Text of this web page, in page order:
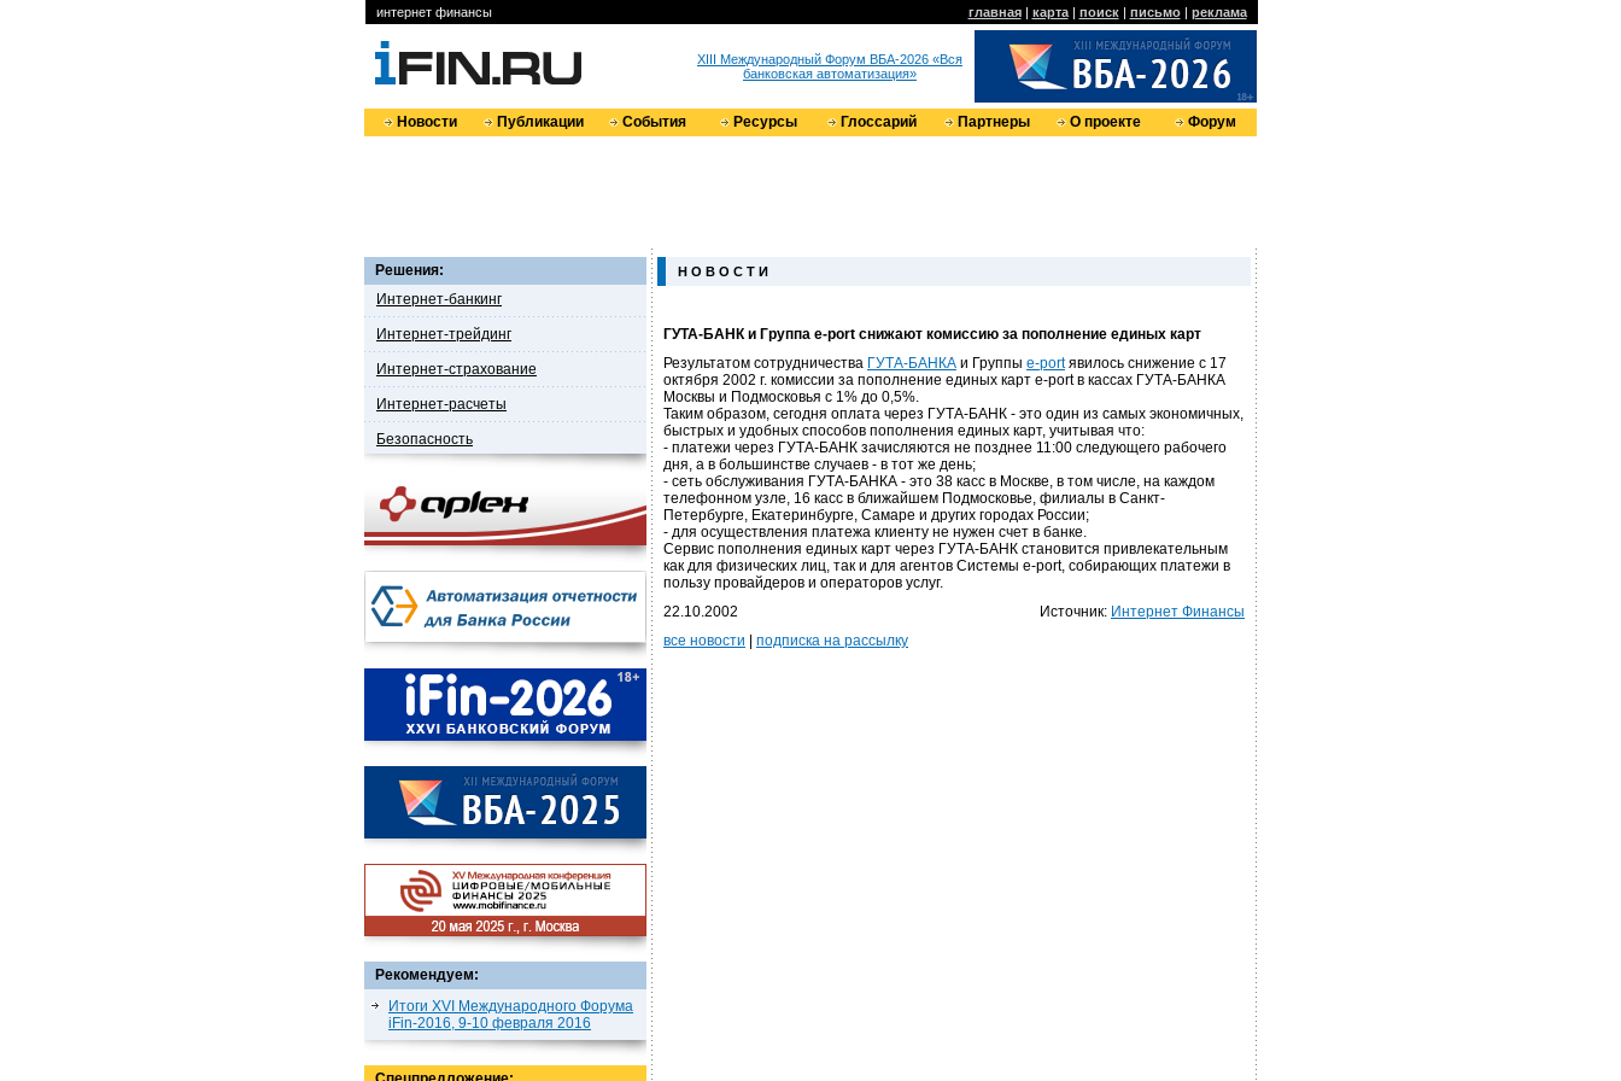
интернет финансы главная| карта| поиск| письмо| реклама
XIII Международный Форум ВБА-2026 «Вся
банковская автоматизация»
Новости Публикации События Ресурсы Глоссарий Партнеры О проекте Форум
Решения:
Интернет-банкинг
Интернет-трейдинг
Интернет-страхование
Интернет-расчеты
Безопасность
Рекомендуем:
Итоги XVI Международного Форума
iFin-2016, 9-10 февраля 2016
Н О В О С Т И
ГУТА-БАНК и Группа e-port снижают комиссию за пополнение единых карт
Результатом сотрудничества ГУТА-БАНКА и Группы e-portявилось снижение с 17
октября 2002 г. комиссии за пополнение единых карт e-port в кассах ГУТА-БАНКА
Москвы и Подмосковья с 1% до 0,5%.
Таким образом, сегодня оплата через ГУТА-БАНК - это один из самых экономичных,
быстрых и удобных способов пополнения единых карт, учитывая что:
- платежи через ГУТА-БАНК зачисляются не позднее 11:00 следующего рабочего
дня, а в большинстве случаев - в тот же день;
- сеть обслуживания ГУТА-БАНКА - это 38 касс в Москве, в том числе, на каждом
телефонном узле, 16 касс в ближайшем Подмосковье, филиалы в Санкт-
Петербурге, Екатеринбурге, Самаре и других городах России;
- для осуществления платежа клиенту не нужен счет в банке.
Сервис пополнения единых карт через ГУТА-БАНК становится привлекательным
как для физических лиц, так и для агентов Системы e-port, собирающих платежи в
пользу провайдеров и операторов услуг.
22.10.2002
Источник: Интернет Финансы
все новости
подписка на рассылку